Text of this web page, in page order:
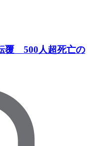
覆 500人超死亡の